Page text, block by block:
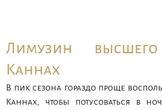
Лимузин
Каннах
В пик сезона гораздо проще
Каннах, чтобы потусоваться в